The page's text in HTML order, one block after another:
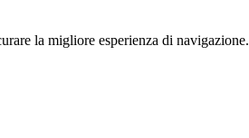
la migliore esperienza di navigazione.